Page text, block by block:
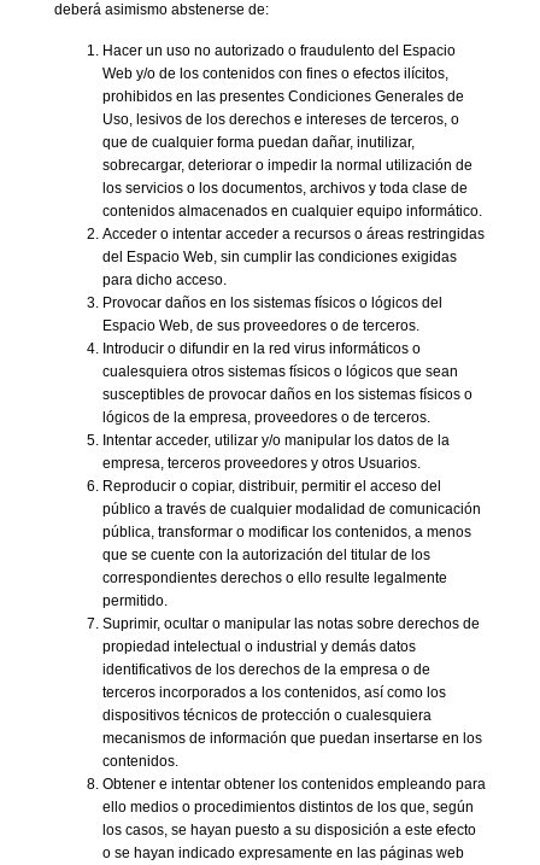
deberá asimismo abstenerse de:
Hacer un uso no autorizado o fraudulento del Espacio
Web y/o de los contenidos con fines o efectos ilícitos,
prohibidos en las presentes Condiciones Generales de
Uso, lesivos de los derechos e intereses de terceros, o
que de cualquier forma puedan dañar, inutilizar,
sobrecargar, deteriorar o impedir la normal utilización de
los servicios o los documentos, archivos y toda clase de
contenidos almacenados en cualquier equipo informático.
Acceder o intentar acceder a recursos o áreas restringidas
del Espacio Web, sin cumplir las condiciones exigidas
para dicho acceso.
Provocar daños en los sistemas físicos o lógicos del
Espacio Web, de sus proveedores o de terceros.
Introducir o difundir en la red virus informáticos o
cualesquiera otros sistemas físicos o lógicos que sean
susceptibles de provocar daños en los sistemas físicos o
lógicos de la empresa, proveedores o de terceros.
Intentar acceder, utilizar y/o manipular los datos de la
empresa, terceros proveedores y otros Usuarios.
Reproducir o copiar, distribuir, permitir el acceso del
público a través de cualquier modalidad de comunicación
pública, transformar o modificar los contenidos, a menos
que se cuente con la autorización del titular de los
correspondientes derechos o ello resulte legalmente
permitido.
Suprimir, ocultar o manipular las notas sobre derechos de
propiedad intelectual o industrial y demás datos
identificativos de los derechos de la empresa o de
terceros incorporados a los contenidos, así como los
dispositivos técnicos de protección o cualesquiera
mecanismos de información que puedan insertarse en los
contenidos.
Obtener e intentar obtener los contenidos empleando para
ello medios o procedimientos distintos de los que, según
los casos, se hayan puesto a su disposición a este efecto
o se hayan indicado expresamente en las páginas web